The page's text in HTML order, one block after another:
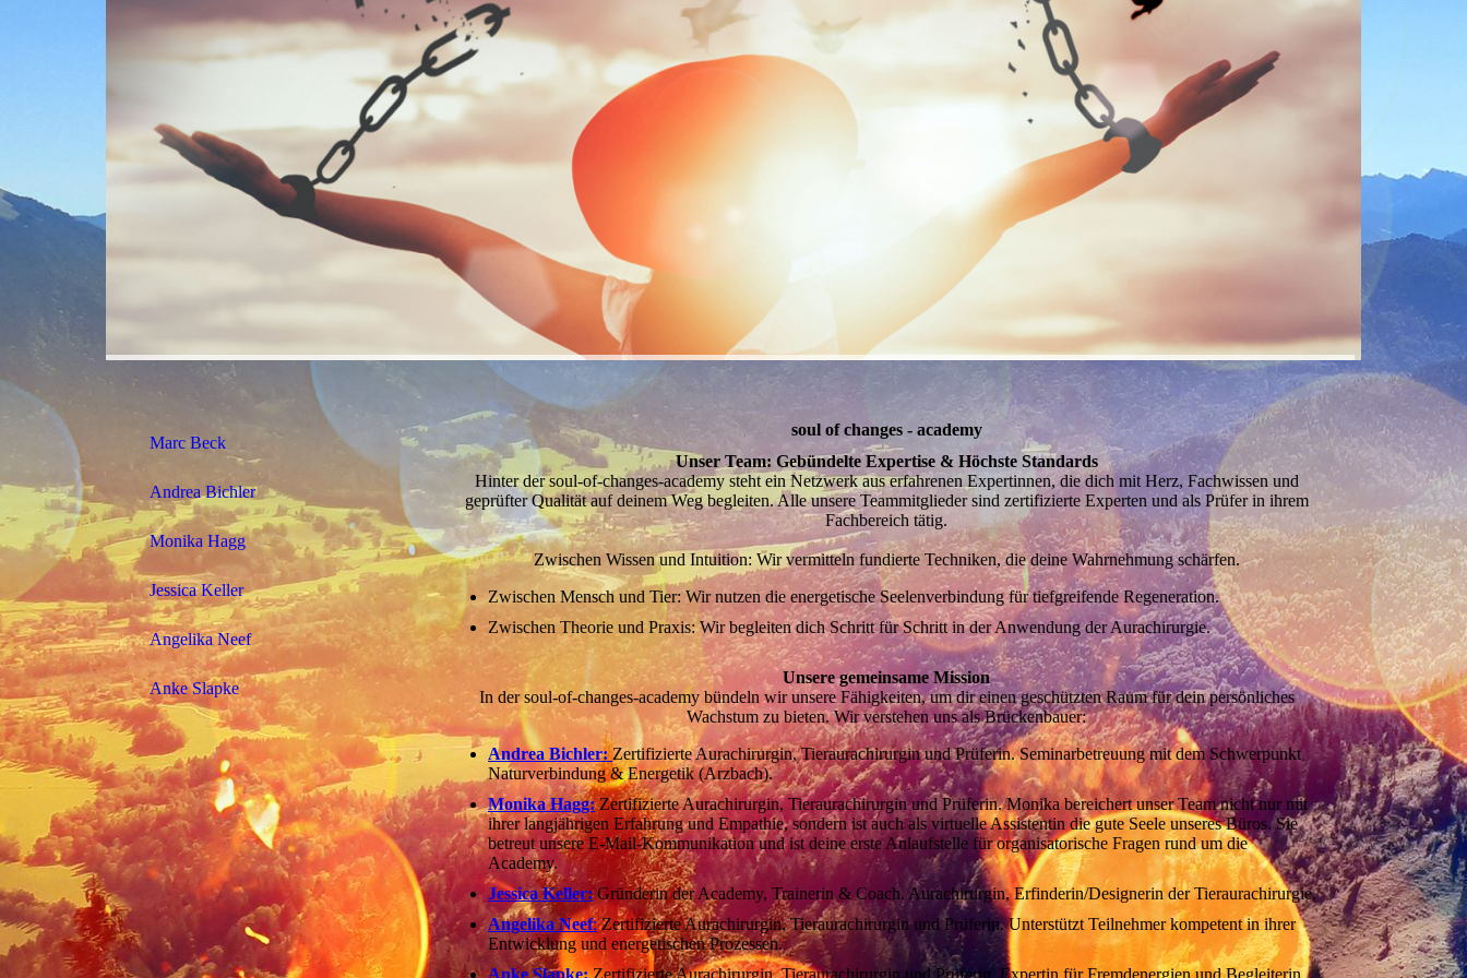
Marc Beck
Andrea Bichler
Monika Hagg
Jessica Keller
Angelika Neef
Anke Slapke
soul of changes - academy
Unser Team: Gebündelte Expertise & Höchste Standards
Hinter der soul-of-changes-academy steht ein Netzwerk aus erfahrenen Expertinnen, die dich mit Herz, Fachwissen und
geprüfter Qualität auf deinem Weg begleiten. Alle unsere Teammitglieder sind zertifizierte Experten und als Prüfer in ihrem
Fachbereich tätig.
Zwischen Wissen und Intuition: Wir vermitteln fundierte Techniken, die deine Wahrnehmung schärfen.
Zwischen Mensch und Tier: Wir nutzen die energetische Seelenverbindung für tiefgreifende Regeneration.
Zwischen Theorie und Praxis: Wir begleiten dich Schritt für Schritt in der Anwendung der Aurachirurgie.
Unsere gemeinsame Mission
In der soul-of-changes-academy bündeln wir unsere Fähigkeiten, um dir einen geschützten Raum für dein persönliches
Wachstum zu bieten. Wir verstehen uns als Brückenbauer:
Andrea Bichler: Zertifizierte Aurachirurgin, Tieraurachirurgin und Prüferin. Seminarbetreuung mit dem Schwerpunkt
Naturverbindung & Energetik (Arzbach).
Monika Hagg:Zertifizierte Aurachirurgin, Tieraurachirurgin und Prüferin. Monika bereichert unser Team nicht nur mit
ihrer langjährigen Erfahrung und Empathie, sondern ist auch als virtuelle Assistentin die gute Seele unseres Büros. Sie
betreut unsere E-Mail-Kommunikation und ist deine erste Anlaufstelle für organisatorische Fragen rund um die
Academy.
Jessica Keller: Gründerin der Academy, Trainerin & Coach. Aurachirurgin, Erfinderin/Designerin der Tieraurachirurgie.
Angelika Neef:Zertifizierte Aurachirurgin, Tieraurachirurgin und Prüferin. Unterstützt Teilnehmer kompetent in ihrer
Entwicklung und energetischen Prozessen.